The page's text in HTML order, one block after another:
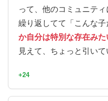
って、他のコミュニテ
繰り返してて「こんな
か自分は特別な存在み
見えて、ちょっと引い
+24